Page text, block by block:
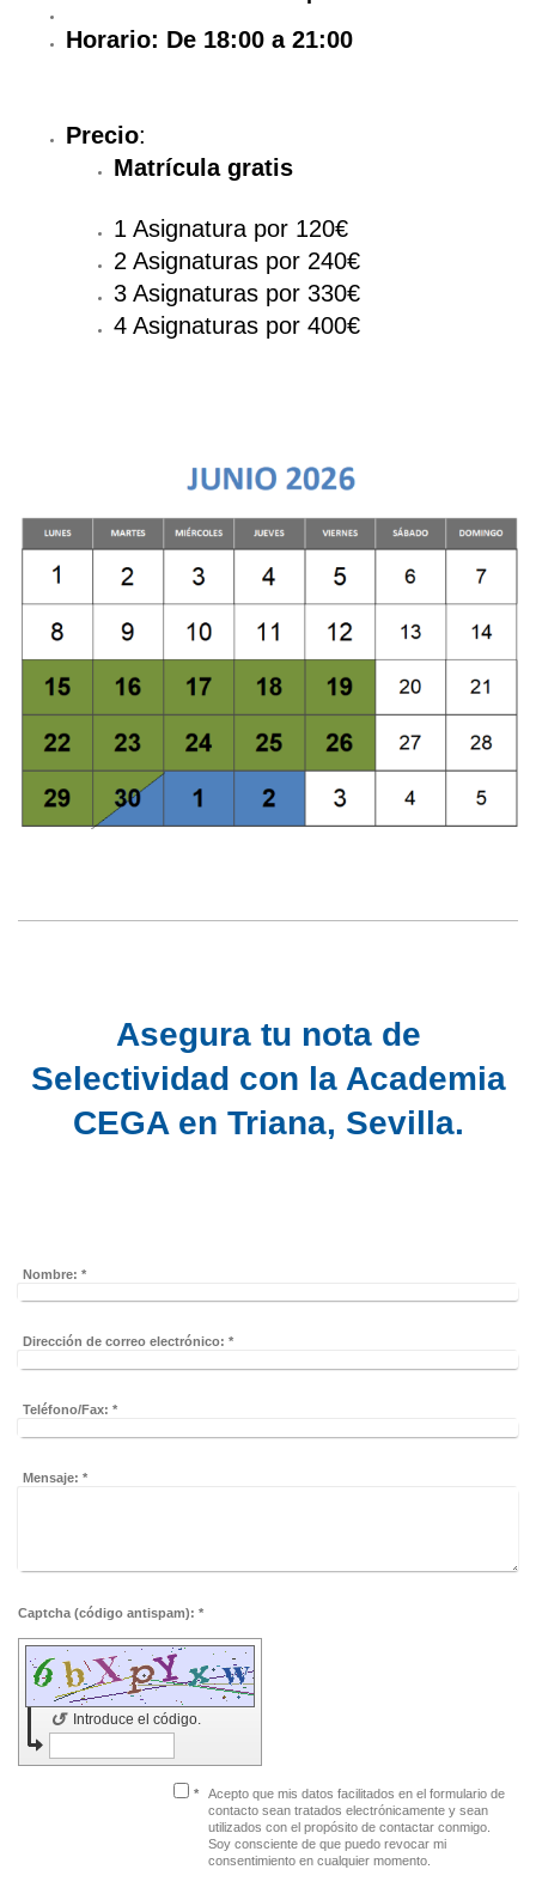
Horario: De 18:00 a 21:00
Precio:
Matrícula gratis
​1 Asignatura por 120€
2 Asignaturas por 240€
3 Asignaturas por 330€
4 Asignaturas por 400€
Asegura tu nota de
Selectividad con la Academia
CEGA en Triana, Sevilla.
Nombre: *
Dirección de correo electrónico: *
Teléfono/Fax: *
Mensaje: *
Captcha (código antispam): *
Introduce el código.
↺
*
Acepto que mis datos facilitados en el formulario de
contacto sean tratados electrónicamente y sean
utilizados con el propósito de contactar conmigo.
Soy consciente de que puedo revocar mi
consentimiento en cualquier momento.